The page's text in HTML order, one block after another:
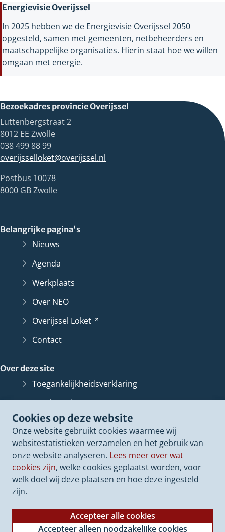
Cookies op deze website
Onze website gebruikt cookies waarmee wij
websitestatistieken verzamelen en het gebruik van
onze website analyseren. Lees meer over wat
cookies zijn, welke cookies geplaatst worden, voor
welk doel wij deze plaatsen en hoe deze ingesteld
zijn.
Accepteer alle cookies
Accepteer alleen noodzakelijke cookies
Energievisie Overijssel
In 2025 hebben we de Energievisie Overijssel 2050
opgesteld, samen met gemeenten, netbeheerders en
maatschappelijke organisaties. Hierin staat hoe we willen
omgaan met energie.
Bezoekadres provincie Overijssel
Luttenbergstraat 2
8012 EE Zwolle
038 499 88 99
overijsselloket@overijssel.nl
Postbus 10078
8000 GB Zwolle
Belangrijke pagina's
Nieuws
Agenda
Werkplaats
Over NEO
Overijssel Loket
Contact
Over deze site
Toegankelijkheidsverklaring
Bescherming persoonsgegevens
Informatiebeveiliging
Proclaimer
Cookieverklaring
Archief van dezewebsite
(Verwijst
andere
website)